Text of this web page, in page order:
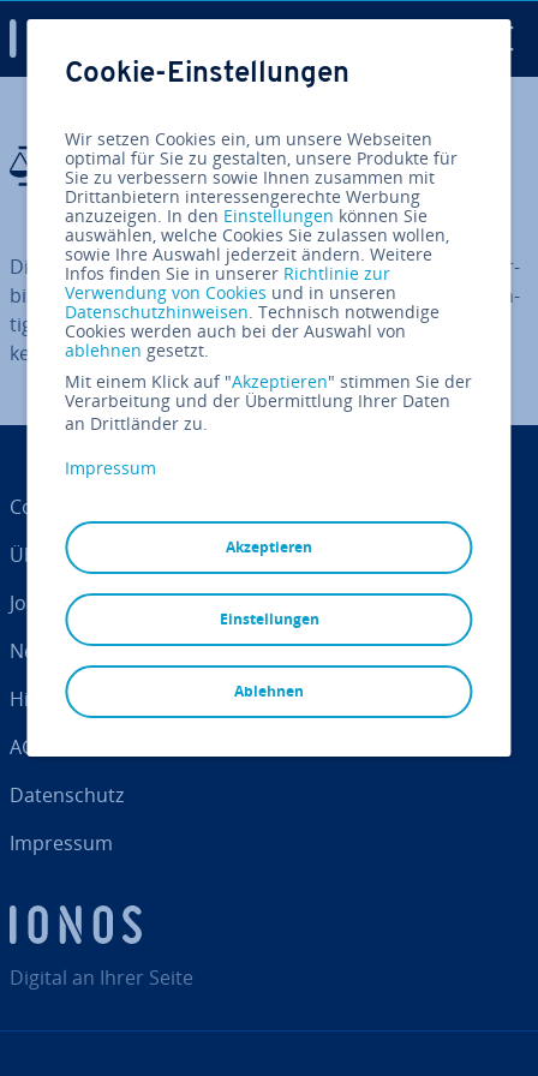
Zum Haupt­in­halt springen
Haf­tungs­aus­
schluss
Die In­for­ma­tio­nen in diesem Artikel sind allein als un­ver­
bind­li­che Hinweise zu verstehen. Für die in­halt­li­che Rich­
tig­keit der hier gemachten Angaben übernimmt IONOS
keine Gewähr.
Digital an Ihrer Seite
Cookies
Über IONOS
Jobs
Newsroom
Hilfe-Center
AGB
Da­ten­schutz
Impressum
Cookie-Einstellungen
Wir setzen Cookies ein, um unsere Webseiten
optimal für Sie zu gestalten, unsere Produkte für
Sie zu verbessern sowie Ihnen zusammen mit
Drittanbietern interessengerechte Werbung
anzuzeigen. In den Einstellungen können Sie
auswählen, welche Cookies Sie zulassen wollen,
sowie Ihre Auswahl jederzeit ändern. Weitere
Infos finden Sie in unserer Richtlinie zur
Verwendung von Cookies und in unseren
Datenschutzhinweisen. Technisch notwendige
Cookies werden auch bei der Auswahl von
ablehnen gesetzt.
Mit einem Klick auf "Akzeptieren" stimmen Sie der
Verarbeitung und der Übermittlung Ihrer Daten
an Drittländer zu.
Impressum
Akzeptieren
Ablehnen
Einstellungen